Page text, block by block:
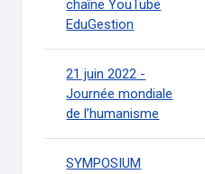
chaîne YouTube
EduGestion
21 juin 2022 -
Journée mondiale
de l’humanisme
SYMPOSIUM